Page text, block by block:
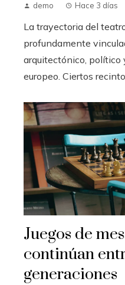
demo Hace 3 días
La trayectoria del
profundamente
arquitectónico,
europeo. Ciertos
Juegos de
continúan
generaciones